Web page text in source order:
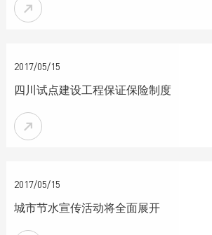

2017/05/15
四川试点建设工程保证保险制度

2017/05/15
城市节水宣传活动将全面展开